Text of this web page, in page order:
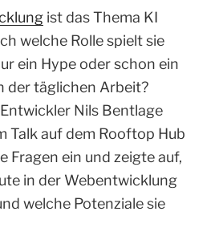
ist das Thema KI
welche Rolle spielt sie
ein Hype oder schon ein
der täglichen Arbeit?
Nils Bentlage
Talk auf dem Rooftop Hub
Fragen ein und zeigte auf,
in der Webentwicklung
welche Potenziale sie